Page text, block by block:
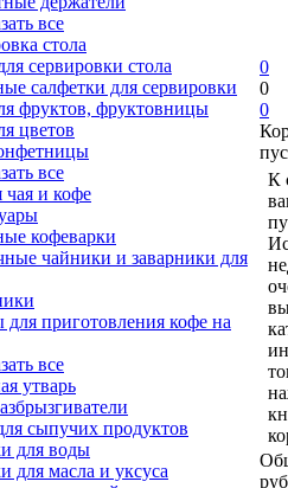
все
стола
сервировки стола
салфетки для сервировки
фруктов, фруктовницы
цветов
все
чая и кофе
кофеварки
чайники и заварники для
приготовления кофе на
все
утварь
сыпучих продуктов
для воды
для масла и уксуса
0
0
0
К